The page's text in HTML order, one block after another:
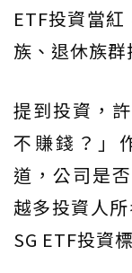
ETF投資當
族、退休族群
提到投資，
不賺錢？」
道，公司是
越多投資人
SG ETF投資